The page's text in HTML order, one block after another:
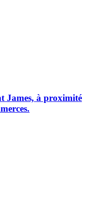
James, à proximité